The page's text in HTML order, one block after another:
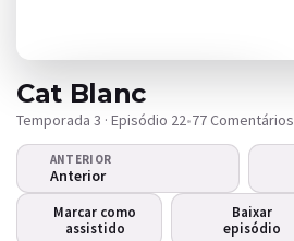
O vídeo não
carrega?
Este vídeo não está
Cat Blanc
Temporada 3 · Episódio 22•77 Comentários
ANTERIOR
Anterior
Marcar como
assistido
Baixar
episódio